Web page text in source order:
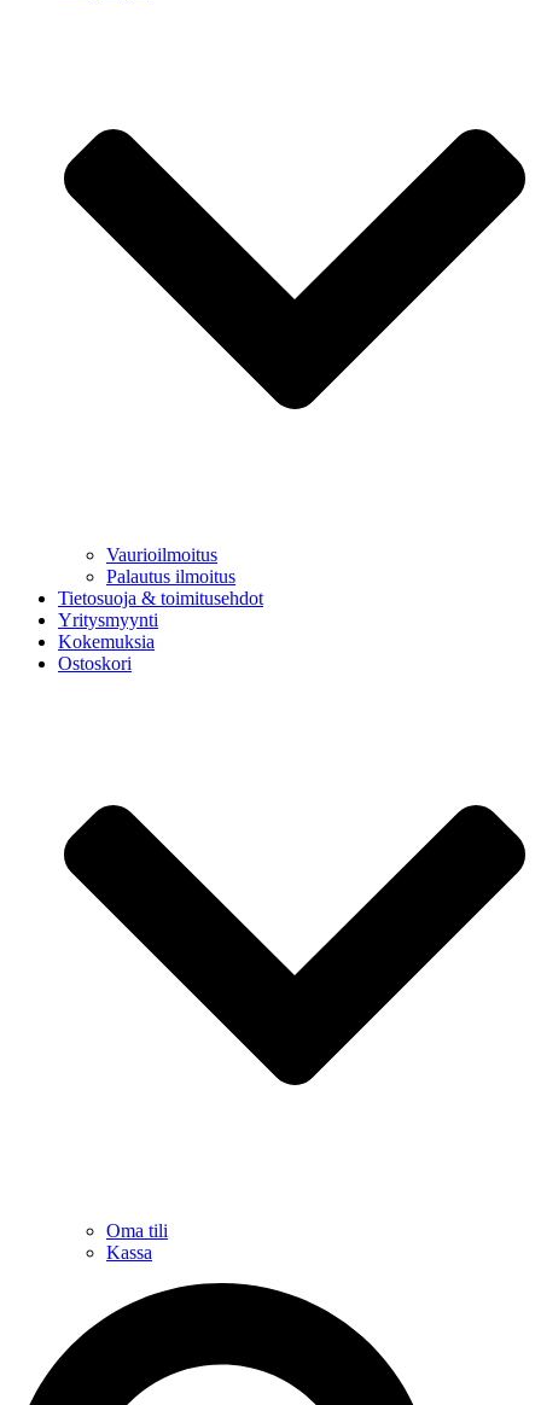
Vaurioilmoitus
Palautus ilmoitus
Tietosuoja & toimitusehdot
Yritysmyynti
Kokemuksia
Ostoskori
Oma tili
Kassa